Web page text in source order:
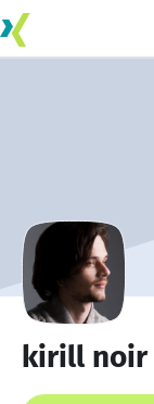
kirill noir